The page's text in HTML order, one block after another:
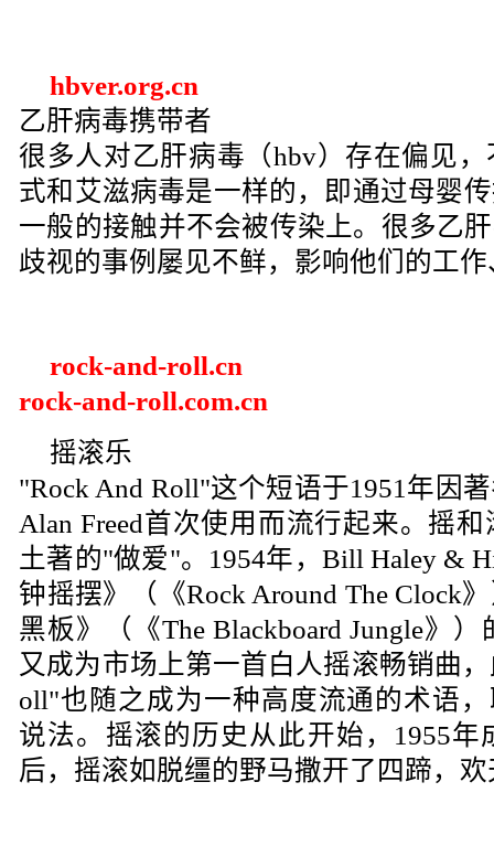
hbver.org.cn
乙肝病毒携带者
很多人对乙肝病毒（hbv）存在偏见
式和艾滋病毒是一样的，即通过母婴
一般的接触并不会被传染上。很多乙
歧视的事例屡见不鲜，影响他们的工
rock-and-roll.cn
rock-and-roll.com.cn
摇滚乐
"Rock And Roll"这个短语于1951年因
Alan Freed首次使用而流行起来。摇
土著的"做爱"。1954年，Bill Haley &
钟摇摆》（《Rock Around The Clock
黑板》（《The Blackboard Jungle》
又成为市场上第一首白人摇滚畅销曲
oll"也随之成为一种高度流通的术语
说法。摇滚的历史从此开始，1955
后，摇滚如脱缰的野马撒开了四蹄，